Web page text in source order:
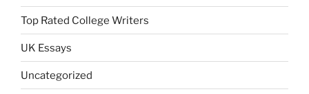
Top Rated College Writers
UK Essays
Uncategorized